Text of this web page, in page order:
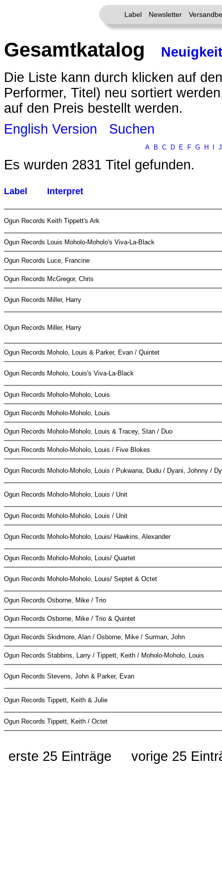
Label Newsletter
Gesamtkatalog
Die Liste kann durch klicken auf
Performer, Titel) neu sortiert
auf den Preis bestellt werden.
English Version
Suchen
A B C D E F G H J
Es wurden 2831 Titel gefunden.
Label Interpret
Ogun Records Keith Tippett's Ark
Ogun Records Louis Moholo-Moholo's Viva-La-Black
Ogun Records Luce, Francine
Ogun Records McGregor, Chris
Ogun Records Miller, Harry
Ogun Records Miller, Harry
Ogun Records Moholo, Louis & Parker, Evan / Quintet
Ogun Records Moholo, Louis's Viva-La-Black
Ogun Records Moholo-Moholo, Louis
Ogun Records Moholo-Moholo, Louis
Ogun Records Moholo-Moholo, Louis & Tracey, Stan / Duo
Ogun Records Moholo-Moholo, Louis / Five Blokes
Ogun Records Moholo-Moholo, Louis / Pukwana, Dudu / Dyani, Johnny /
Ogun Records Moholo-Moholo, Louis / Unit
Ogun Records Moholo-Moholo, Louis / Unit
Ogun Records Moholo-Moholo, Louis/ Hawkins, Alexander
Ogun Records Moholo-Moholo, Louis/ Quartet
Ogun Records Moholo-Moholo, Louis/ Septet & Octet
Ogun Records Osborne, Mike / Trio
Ogun Records Osborne, Mike / Trio & Quintet
Ogun Records Skidmore, Alan / Osborne, Mike / Surman, John
Ogun Records Stabbins, Larry / Tippett, Keith / Moholo-Moholo, Louis
Ogun Records Stevens, John & Parker, Evan
Ogun Records Tippett, Keith & Julie
Ogun Records Tippett, Keith / Octet
erste 25 Einträge vorige 25